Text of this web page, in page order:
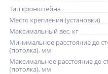
Тип кронштейна
Место крепления (установки)
Максимальный вес, кг
Минимальное расстояние до
(потолка), мм
Максимальное расстояние до
(потолка), мм